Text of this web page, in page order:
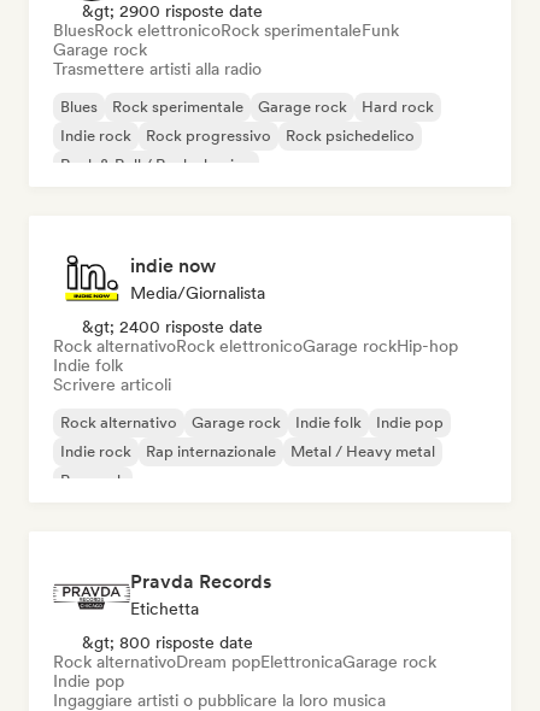
&gt; 2900 risposte date
BluesRock elettronicoRock sperimentaleFunk
Garage rock
Trasmettere artisti alla radio
Blues Rock sperimentale Garage rock
Hard rock
Indie rock
Rock progressivo
Rock psichedelico
Rock & Roll / Rock classico
indie now
Media/Giornalista
&gt; 2400 risposte date
Rock alternativoRock elettronicoGarage rockHip-hop
Indie folk
Scrivere articoli
Rock alternativo Garage rock Indie folk
Indie pop
Indie rock
Rap internazionale
Metal / Heavy metal
Pop rock
Pravda Records
Etichetta
&gt; 800 risposte date
Rock alternativoDream popElettronicaGarage rock
Indie pop
Ingaggiare artisti o pubblicare la loro musica